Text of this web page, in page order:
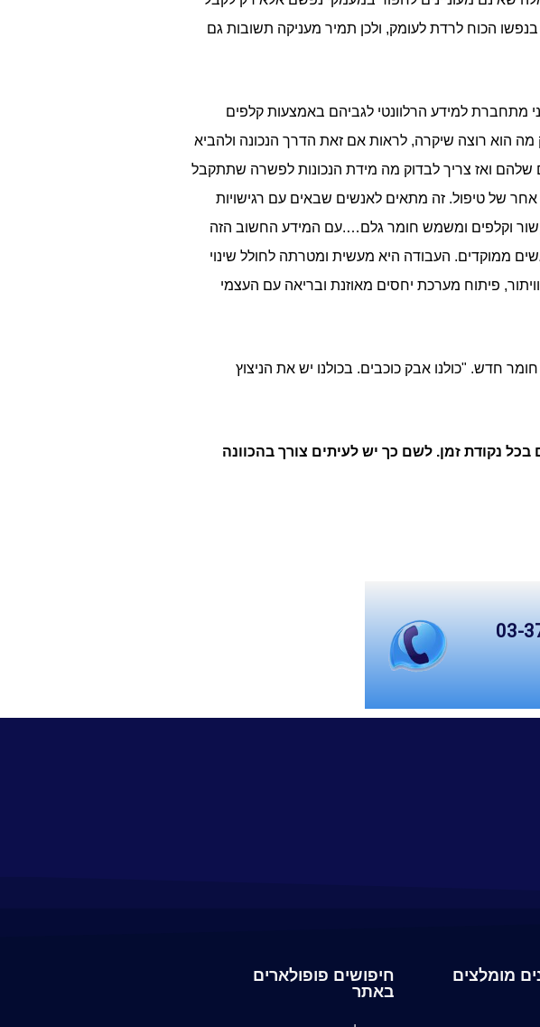
הכוח לרדת לעומק, ולכן תמיר מעניקה תשובות גם
מתחברת למידע הרלוונטי לגביהם באמצעות קלפים
הוא רוצה שיקרה, לראות אם זאת הדרך הנכונה ולהביא
שלהם ואז צריך לבדוק מה מידת הנכונות לפשרה שתתקבל
של טיפול. זה מתאים לאנשים שבאים עם רגישויות
וקלפים ומשמש חומר גלם….עם המידע החשוב הזה
ממוקדים. העבודה היא מעשית ומטרתה לחולל שינוי
וויתור, פיתוח מערכת יחסים מאוזנת ובריאה עם העצמי
חדש. "כולנו אבק כוכבים. בכולנו יש את הניצוץ
נקודת זמן. לשם כך יש לעיתים צורך בהכוונה
03-
מומלצים
חיפושים פופולארים
באתר